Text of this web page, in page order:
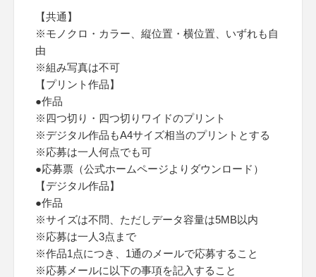
【共通】
※モノクロ・カラー、縦位置・横位置、いずれも自
由
※組み写真は不可
【プリント作品】
●作品
※四つ切り・四つ切りワイドのプリント
※デジタル作品もA4サイズ相当のプリントとする
※応募は一人何点でも可
●応募票（公式ホームページよりダウンロード）
【デジタル作品】
●作品
※サイズは不問、ただしデータ容量は5MB以内
※応募は一人3点まで
※作品1点につき、1通のメールで応募すること
※応募メールに以下の事項を記入すること